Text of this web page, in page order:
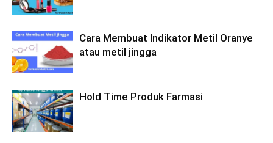
Cara Membuat Indikator Metil Oranye
atau metil jingga
Hold Time Produk Farmasi